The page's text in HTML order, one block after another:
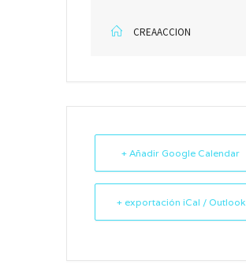
CREAACCION
+ Añadir Google Calendar
+ exportación iCal / Outlook